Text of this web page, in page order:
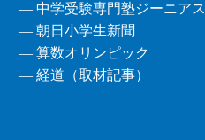
― 中学受験専門塾ジーニアス
― 朝日小学生新聞
― 算数オリンピック
― 経道（取材記事）